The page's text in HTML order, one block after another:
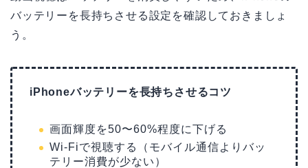
バッテリーを長持ちさせる設定を確認しておきましょ
う。
iPhoneバッテリーを長持ちさせるコツ
画面輝度を50〜60%程度に下げる
Wi-Fiで視聴する（モバイル通信よりバッ
テリー消費が少ない）